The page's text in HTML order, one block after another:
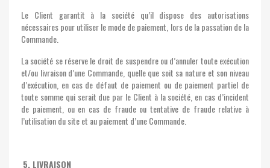
Le Client garantit à la société qu’il dispose des autorisations
nécessaires pour utiliser le mode de paiement, lors de la passation de la
Commande.
La société se réserve le droit de suspendre ou d’annuler toute exécution
et/ou livraison d’une Commande, quelle que soit sa nature et son niveau
d’exécution, en cas de défaut de paiement ou de paiement partiel de
toute somme qui serait due par le Client à la société, en cas d’incident
de paiement, ou en cas de fraude ou tentative de fraude relative à
l’utilisation du site et au paiement d’une Commande.
5. LIVRAISON